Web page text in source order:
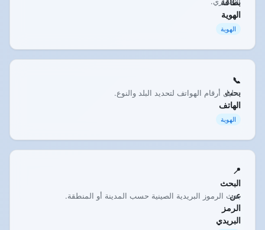
بطاقة
الهوية
الهوية
📞
بحث
الهاتف
تحليل أرقام الهواتف لتحديد البلد والنوع.
الهوية
📍
البحث
عن
الرمز
البريدي
بحث الرموز البريدية الصينية حسب المدينة أو المنطقة.